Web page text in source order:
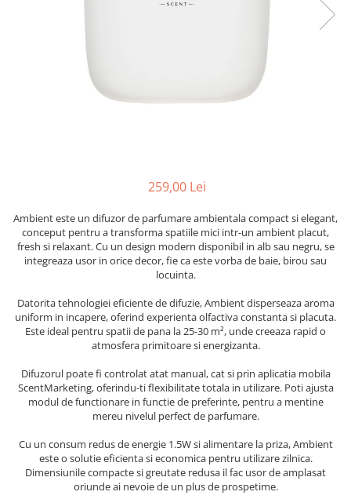
Lenjerii De Pat Creponate
Lenjerii De Pat Bumbac Poplin 2
Lenjerii De Pat, Finet Premium 3D,
2 Persoane
Lenjerii De Pat Jacquard
Lenjerii De Pat Cocolino
Set Lenjerie De Pat Blana
Artificiala De Iepure, 6 Piese, 2
Set Lenjerie Pat Blanita Iepure, 6
Piese, Cu Pilota Inclusa
Lenjerii De Pat Premium Collection
Pilota / Cuvertura Inclusa
Set Lenjerie De Pat Jacquard Regal,
11 Piese, Cuvertura Inclusa
259,00 Lei
Ambient este un difuzor de parfumare ambientala compact si elegant,
conceput pentru a transforma spatiile mici intr-un ambient placut,
fresh si relaxant. Cu un design modern disponibil in alb sau negru, se
integreaza usor in orice decor, fie ca este vorba de baie, birou sau
locuinta.
Datorita tehnologiei eficiente de difuzie, Ambient disperseaza aroma
uniform in incapere, oferind experienta olfactiva constanta si placuta.
Este ideal pentru spatii de pana la 25-30 m², unde creeaza rapid o
atmosfera primitoare si energizanta.
Difuzorul poate fi controlat atat manual, cat si prin aplicatia mobila
ScentMarketing, oferindu-ti flexibilitate totala in utilizare. Poti ajusta
modul de functionare in functie de preferinte, pentru a mentine
mereu nivelul perfect de parfumare.
Cu un consum redus de energie 1.5W si alimentare la priza, Ambient
este o solutie eficienta si economica pentru utilizare zilnica.
Dimensiunile compacte si greutate redusa il fac usor de amplasat
oriunde ai nevoie de un plus de prospetime.